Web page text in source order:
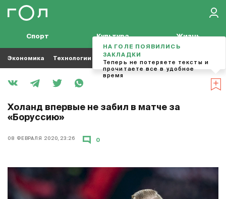
Спорт Культура Жизнь
Экономика Технологии Кино Футбол
Холанд впервые не забил в матче за
«Боруссию»
08 ФЕВРАЛЯ 2020, 23:26 0
НА ГОЛЕ ПОЯВИЛИСЬ
ЗАКЛАДКИ
Теперь не потеряете тексты и
прочитаете все в удобное
время